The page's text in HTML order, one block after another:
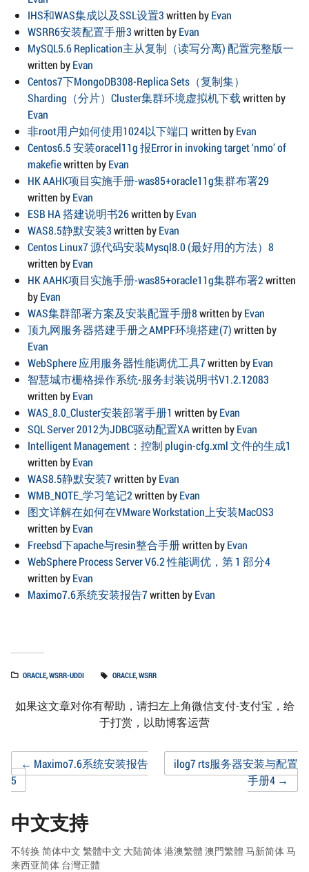
IHS和WAS集成以及SSL设置3written byEvan
WSRR6安装配置手册3written byEvan
MySQL5.6 Replication主从复制（读写分离) 配置完整版一
written byEvan
Centos7下MongoDB308-Replica Sets（复制集）
Sharding（分片）Cluster集群环境虚拟机下载written by
Evan
非root用户如何使用1024以下端口 written byEvan
Centos6.5 安装oracel11g 报Error in invoking target ‘nmo’ of
makefiewritten byEvan
HK AAHK项目实施手册-was85+oracle11g集群布署29
written byEvan
ESB HA 搭建说明书26written byEvan
WAS8.5静默安装3written byEvan
Centos Linux7 源代码安装Mysql8.0 (最好用的方法）8
written byEvan
HK AAHK项目实施手册-was85+oracle11g集群布署2written
byEvan
WAS集群部署方案及安装配置手册8written byEvan
顶九网服务器搭建手册之AMPF环境搭建(7)written by
Evan
WebSphere 应用服务器性能调优工具7written byEvan
智慧城市栅格操作系统-服务封装说明书V1.2.12083
written byEvan
WAS_8.0_Cluster安装部署手册1 written byEvan
SQL Server 2012为JDBC驱动配置XAwritten byEvan
Intelligent Management：控制 plugin-cfg.xml 文件的生成1
written byEvan
WAS8.5静默安装7written byEvan
WMB_NOTE_学习笔记2written byEvan
图文详解在如何在VMware Workstation上安装MacOS3
written byEvan
Freebsd下apache与resin整合手册written byEvan
WebSphere Process Server V6.2 性能调优，第 1 部分4
written byEvan
Maximo7.6系统安装报告7written byEvan
ORACLE,WSRR-UDDI ORACLE,WSRR
如果这文章对你有帮助，请扫左上角微信支付-支付宝，给
于打赏，以助博客运营
Post
navigation
← Maximo7.6系统安装报告
5
ilog7 rts服务器安装与配置
手册4→
中文支持
不转换 简体中文 繁體中文 大陆简体港澳繁體 澳門繁體 马新简体马
来西亚简体 台灣正體